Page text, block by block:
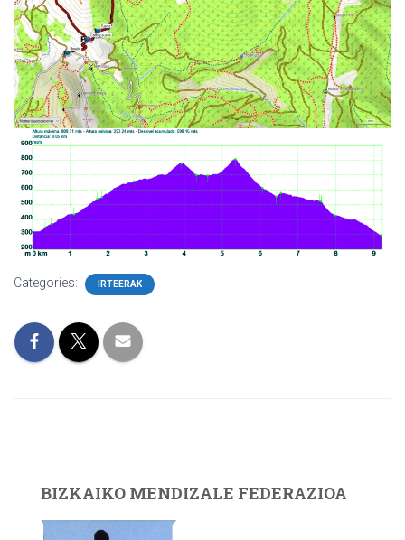
Categories: IRTEERAK
BIZKAIKO MENDIZALE FEDERAZIOA